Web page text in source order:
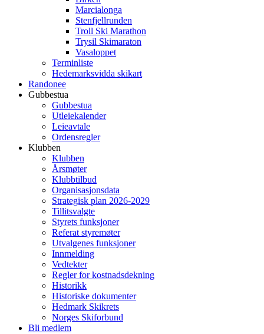
Marcialonga
Stenfjellrunden
Troll Ski Marathon
Trysil Skimaraton
Vasaloppet
Terminliste
Hedemarksvidda skikart
Randonee
Gubbestua
Gubbestua
Utleiekalender
Leieavtale
Ordensregler
Klubben
Klubben
Årsmøter
Klubbtilbud
Organisasjonsdata
Strategisk plan 2026-2029
Tillitsvalgte
Styrets funksjoner
Referat styremøter
Utvalgenes funksjoner
Innmelding
Vedtekter
Regler for kostnadsdekning
Historikk
Historiske dokumenter
Hedmark Skikrets
Norges Skiforbund
Bli medlem